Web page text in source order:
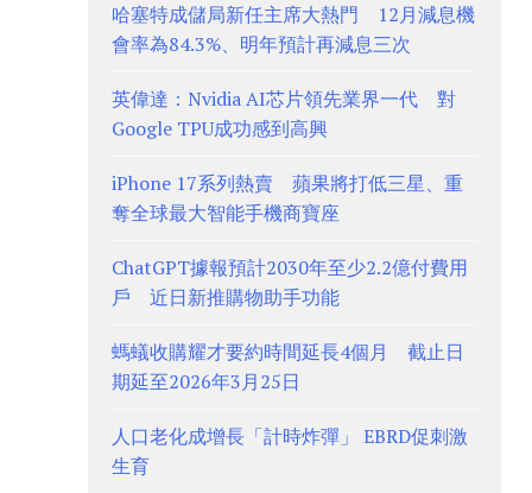
哈塞特成儲局新任主席大熱門 12月減息機
會率為84.3%、明年預計再減息三次
英偉達：Nvidia AI芯片領先業界一代 對
Google TPU成功感到高興
iPhone 17系列熱賣 蘋果將打低三星、重
奪全球最大智能手機商寶座
ChatGPT據報預計2030年至少2.2億付費用
戶 近日新推購物助手功能
螞蟻收購耀才要約時間延長4個月 截止日
期延至2026年3月25日
人口老化成增長「計時炸彈」 EBRD促刺激
生育